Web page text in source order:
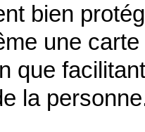
bien
une
que
la